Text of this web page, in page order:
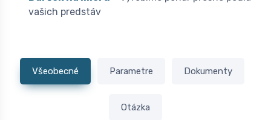
vašich predstáv
Všeobecné Parametre Dokumenty
Otázka